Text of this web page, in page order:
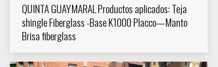
QUINTA GUAYMARAL Productos aplicados: Teja
shingle Fiberglass -Base K1000 Placco—Manto
Brisa fiberglass